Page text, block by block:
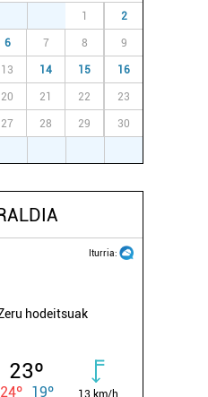
1 2
6 7 8 9
13 14 15 16
20 21 22 23
27 28 29 30
Iturria:
hodeitsuak
23º
24º 19º 13 km/h